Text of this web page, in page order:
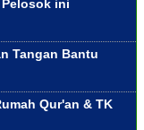
ini
Tangan Bantu
Qur'an & TK